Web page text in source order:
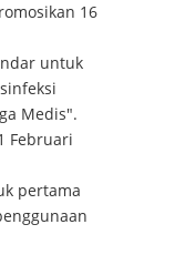
16
untuk
Medis".
Februari
pertama